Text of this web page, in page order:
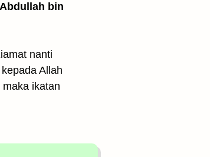
bin
nanti
Allah
ikatan